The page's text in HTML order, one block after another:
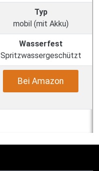
Typ
mobil (mit Akku)
Wasserfest
Spritzwassergeschützt
Bei Amazon